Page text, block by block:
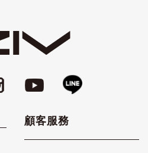
顧客服務